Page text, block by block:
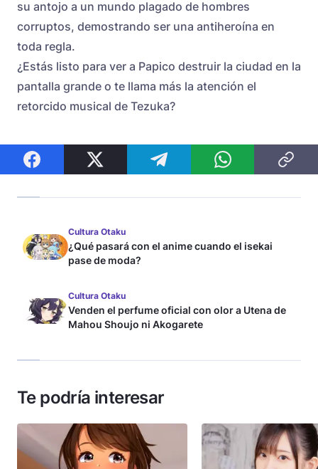
su antojo a un mundo plagado de hombres
corruptos, demostrando ser una antiheroína en
toda regla.
¿Estás listo para ver a Papico destruir la ciudad en la
pantalla grande o te llama más la atención el
retorcido musical de Tezuka?
Cultura Otaku
¿Qué pasará con el anime cuando el isekai
pase de moda?
Cultura Otaku
Venden el perfume oficial con olor a Utena de
Mahou Shoujo ni Akogarete
Te podría interesar